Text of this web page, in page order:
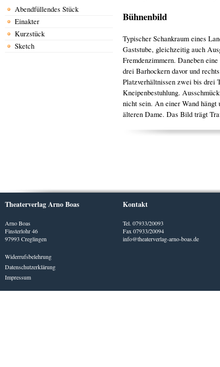
Abendfüllendes Stück
Einakter
Kurzstück
Sketch
Bühnenbild
Typischer Schankraum eines
Gaststube, gleichzeitig auch
Fremdenzimmern. Daneben
drei Barhockern davor und
Platzverhältnissen zwei bis drei
Kneipenbestuhlung.
nicht sein. An einer Wand
älteren Dame. Das Bild trägt
Theaterverlag Arno Boas
Arno Boas
Finsterlohr 46
97993 Creglingen
Widerrufsbelehrung
Datenschutzerklärung
Impressum
Kontakt
Tel. 07933/20093
Fax 07933/20094
info@theaterverlag-arno-boas.de